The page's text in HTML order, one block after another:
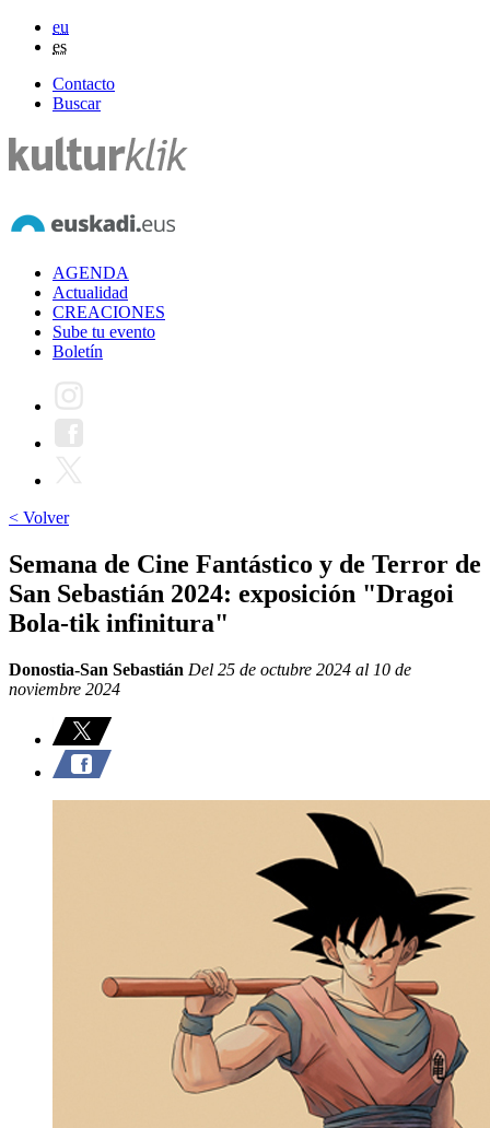
eu
es
Contacto
Buscar
AGENDA
Actualidad
CREACIONES
Sube tu evento
Boletín
< Volver
Semana de Cine Fantástico y de Terror de
San Sebastián 2024: exposición "Dragoi
Bola-tik infinitura"
Donostia-San Sebastián Del 25 de octubre 2024 al 10 de
noviembre 2024